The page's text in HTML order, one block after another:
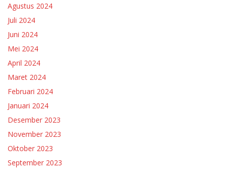
Agustus 2024
Juli 2024
Juni 2024
Mei 2024
April 2024
Maret 2024
Februari 2024
Januari 2024
Desember 2023
November 2023
Oktober 2023
September 2023